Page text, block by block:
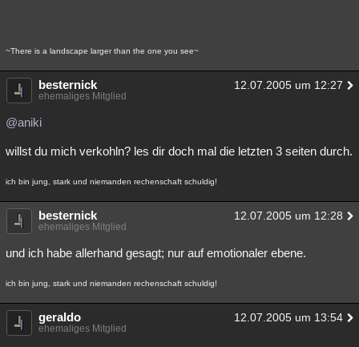
~There is a landscape larger than the one you see~
besternick 12.07.2005 um 12:27
ehemaliges Mitglied
@aniki
willst du mich verkohln? les dir doch mal die letzten 3 seiten durch.
ich bin jung, stark und niemanden rechenschaft schuldig!
besternick 12.07.2005 um 12:28
ehemaliges Mitglied
und ich habe allerhand gesagt; nur auf emotionaler ebene.
ich bin jung, stark und niemanden rechenschaft schuldig!
geraldo 12.07.2005 um 13:54
ehemaliges Mitglied